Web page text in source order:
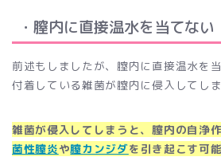
・膣内に直接温水を当てない
前述もしましたが、膣内に直接温水を
付着している雑菌が膣内に侵入してし
雑菌が侵入してしまうと、膣内の自浄
菌性膣炎や膣カンジダを引き起こす可能